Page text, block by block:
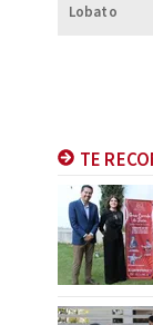
Lobato
TE